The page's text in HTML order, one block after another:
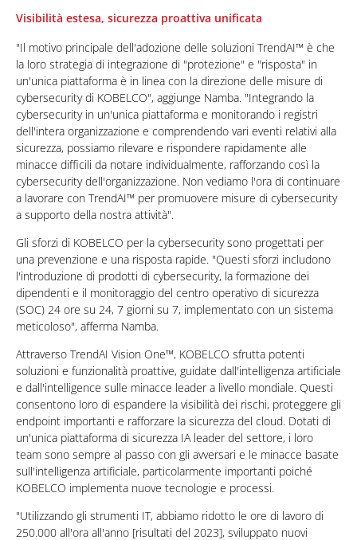
Visibilità estesa, sicurezza proattiva unificata
"Il motivo principale dell'adozione delle soluzioni TrendAI™ è che
la loro strategia di integrazione di "protezione" e "risposta" in
un'unica piattaforma è in linea con la direzione delle misure di
cybersecurity di KOBELCO", aggiunge Namba. "Integrando la
cybersecurity in un'unica piattaforma e monitorando i registri
dell'intera organizzazione e comprendendo vari eventi relativi alla
sicurezza, possiamo rilevare e rispondere rapidamente alle
minacce difficili da notare individualmente, rafforzando così la
cybersecurity dell'organizzazione. Non vediamo l'ora di continuare
a lavorare con TrendAI™ per promuovere misure di cybersecurity
a supporto della nostra attività".
Gli sforzi di KOBELCO per la cybersecurity sono progettati per
una prevenzione e una risposta rapide. "Questi sforzi includono
l'introduzione di prodotti di cybersecurity, la formazione dei
dipendenti e il monitoraggio del centro operativo di sicurezza
(SOC) 24 ore su 24, 7 giorni su 7, implementato con un sistema
meticoloso", afferma Namba.
Attraverso TrendAI Vision One™, KOBELCO sfrutta potenti
soluzioni e funzionalità proattive, guidate dall'intelligenza artificiale
e dall'intelligence sulle minacce leader a livello mondiale. Questi
consentono loro di espandere la visibilità dei rischi, proteggere gli
endpoint importanti e rafforzare la sicurezza del cloud. Dotati di
un'unica piattaforma di sicurezza IA leader del settore, i loro
team sono sempre al passo con gli avversari e le minacce basate
sull'intelligenza artificiale, particolarmente importanti poiché
KOBELCO implementa nuove tecnologie e processi.
"Utilizzando gli strumenti IT, abbiamo ridotto le ore di lavoro di
250.000 all'ora all'anno [risultati del 2023], sviluppato nuovi